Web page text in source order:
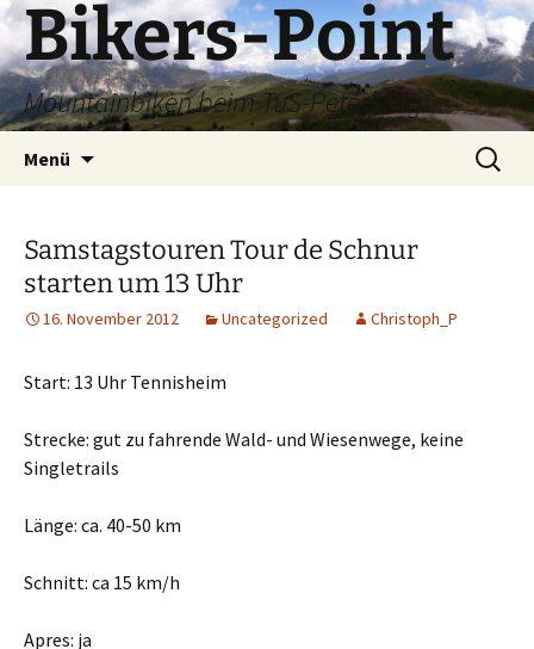
Zum
Inhalt
springen
Bikers-Point
Mountainbiken beim TuS-Peterberg
Menü
Suchen
nach:
Samstagstouren Tour de Schnur
starten um 13 Uhr
16. November 2012 Uncategorized Christoph_P
Start: 13 Uhr Tennisheim
Strecke: gut zu fahrende Wald- und Wiesenwege, keine
Singletrails
Länge: ca. 40-50 km
Schnitt: ca 15 km/h
Apres: ja